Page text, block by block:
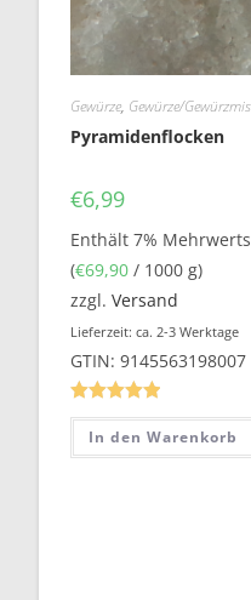
Gewürze, Gewürze/
Pyramidenflocken
€6,99
Enthält 7%
(€69,90 / 1000 g)
zzgl.Versand
Lieferzeit: ca. 2-3 Werktage
GTIN: 9145563198007
Bewertet
mit5.00
In den Warenkorb